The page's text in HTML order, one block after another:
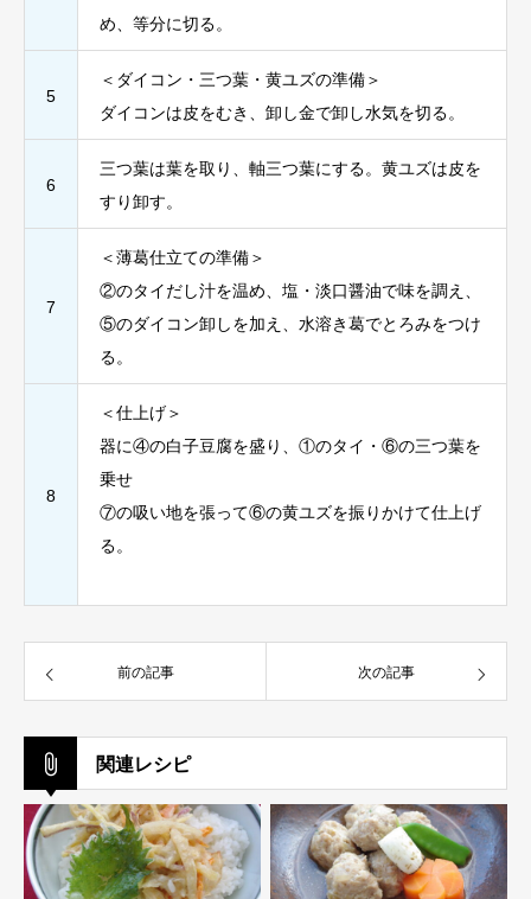
め、等分に切る。
5
＜ダイコン・三つ葉・黄ユズの準備＞
ダイコンは皮をむき、卸し金で卸し水気を切る。
6
三つ葉は葉を取り、軸三つ葉にする。黄ユズは皮を
すり卸す。
7
＜薄葛仕立ての準備＞
②のタイだし汁を温め、塩・淡口醤油で味を調え、
⑤のダイコン卸しを加え、水溶き葛でとろみをつけ
る。
8
＜仕上げ＞
器に④の白子豆腐を盛り、①のタイ・⑥の三つ葉を
乗せ
⑦の吸い地を張って⑥の黄ユズを振りかけて仕上げ
る。
前の記事 次の記事
関連レシピ